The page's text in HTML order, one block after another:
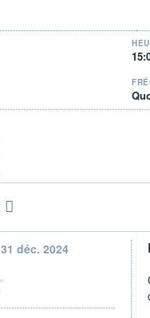
31 déc. 2024